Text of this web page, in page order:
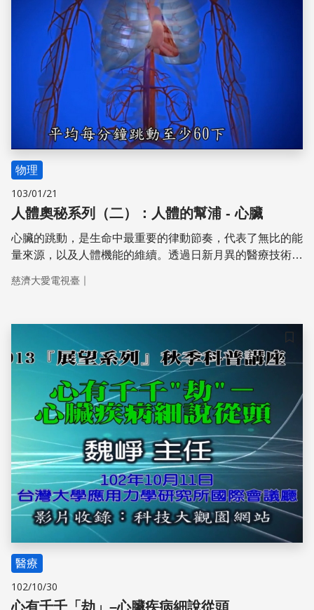
物理
103/01/21
人體奧秘系列（二）：人體的幫浦 - 心臟
心臟的跳動，是生命中最重要的律動節奏，代表了無比的能
量來源，以及人體機能的維續。­透過日新月異的醫療技術與
成變­異的真相。
慈濟大愛電視臺 ｜
儲存
醫療
102/10/30
心有千千「劫」–心臟疾病細說從頭